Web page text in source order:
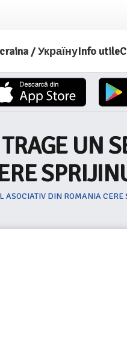
/ УкраїнуInfo utile
UN
DIN ROMANIA CERE